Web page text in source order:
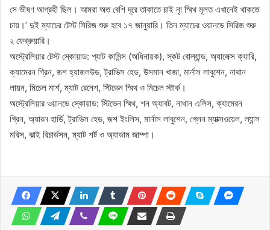
সে ভীষণ আগ্রহী ছিল। আমরা অত বেশি দূরে তাকাতে চাই নাৃ স্মিথ মূলত এখানেই থাকতে
চায়।’ দুই ম্যাচের টেস্ট সিরিজ শুরু হবে ১৭ জানুয়ারি। তিন ম্যাচের ওয়ানডে সিরিজ শুরু
২ ফেব্রুয়ারি।
অস্ট্রেলিয়ার টেস্ট স্কোয়াড: প্যাট কামিন্স (অধিনায়ক), স্কট বোল্যান্ড, অ্যালেক্স ক্যারি,
ক্যামেরন গ্রিন, জশ হ্যাজলউড, ট্রাভিস হেড, উসমান খাজা, মার্নাস লাবুশেন, নাথান
লায়ন, মিচেল মার্শ, ম্যাট রেনেশ, স্টিভেন স্মিথ ও মিচেল স্টার্ক।
অস্ট্রেলিয়ার ওয়ানডে স্কোয়াড: স্টিভেন স্মিথ, শন অ্যাবট, নাথান এলিস, ক্যামেরন
গ্রিন, অ্যারন হার্ডি, ট্রাভিস হেড, জশ ইংলিস, মার্নাস লাবুশেন, গ্লেন ম্যাক্সওয়েল, ল্যান্স
মরিস, ঝাই রিচার্ডসন, ম্যাট শর্ট ও অ্যাডাম জাম্পা।